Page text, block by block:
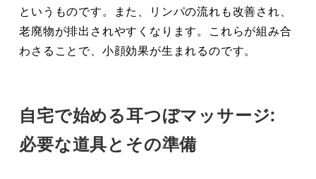
というものです。また、リンパの流れも改善され、
老廃物が排出されやすくなります。これらが組み合
わさることで、小顔効果が生まれるのです。
自宅で始める耳つぼマッサージ:
必要な道具とその準備